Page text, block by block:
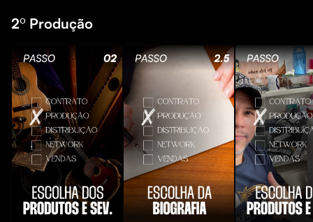
2º Produção